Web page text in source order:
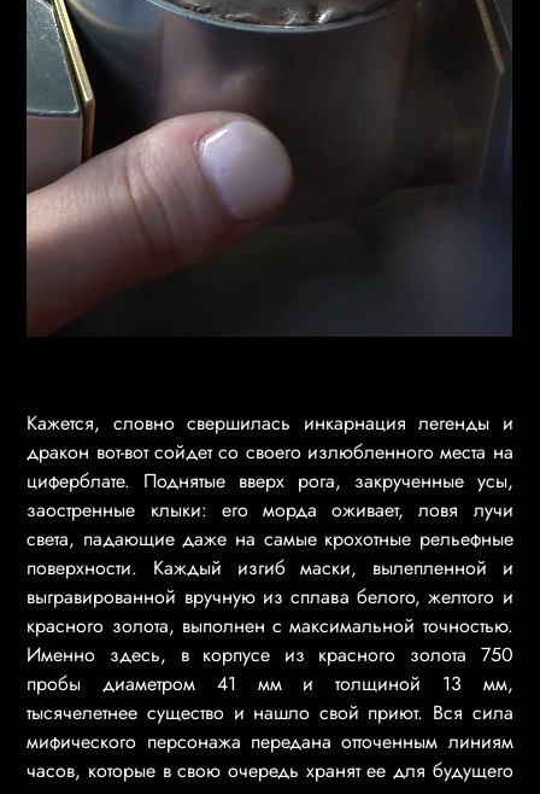
Кажется, словно свершилась инкарнация легенды и
дракон вот-вот сойдет со своего излюбленного места на
циферблате. Поднятые вверх рога, закрученные усы,
заостренные клыки: его морда оживает, ловя лучи
света, падающие даже на самые крохотные рельефные
поверхности. Каждый изгиб маски, вылепленной и
выгравированной вручную из сплава белого, желтого и
красного золота, выполнен с максимальной точностью.
Именно здесь, в корпусе из красного золота 750
пробы диаметром 41 мм и толщиной 13 мм,
тысячелетнее существо и нашло свой приют. Вся сила
мифического персонажа передана отточенным линиям
часов, которые в свою очередь хранят ее для будущего